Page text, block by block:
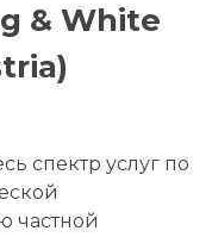
& White
спектр услуг по
частной